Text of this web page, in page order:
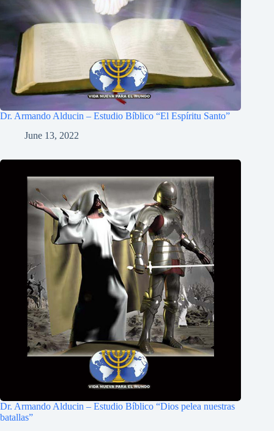
Dr. Armando Alducin – Estudio Bíblico “El Espíritu Santo”
June 13, 2022
Dr. Armando Alducin – Estudio Bíblico “Dios pelea nuestras
batallas”